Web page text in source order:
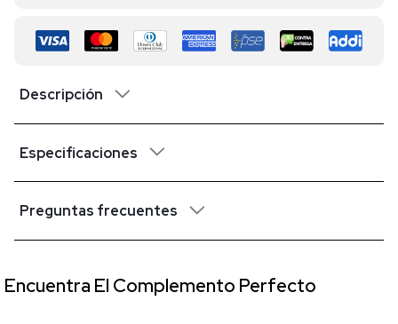
Descripción
Especificaciones
Preguntas frecuentes
Encuentra El Complemento Perfecto